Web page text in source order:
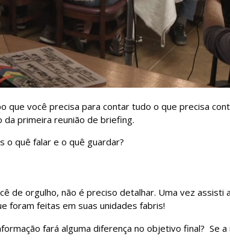
você precisa para contar tudo o que precisa
primeira reunião de briefing.
o quê falar e o quê guardar?
de orgulho, não é preciso detalhar. Uma vez assisti
foram feitas em suas unidades fabris!
fará alguma diferença no objetivo final? Se